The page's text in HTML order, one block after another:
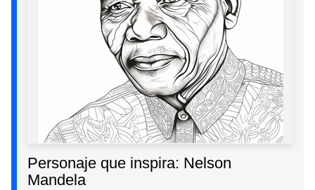
Personaje que inspira: Nelson
Mandela